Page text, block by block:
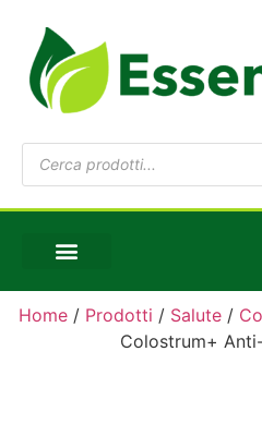
Home / Prodotti / Salute /
Colostrum+